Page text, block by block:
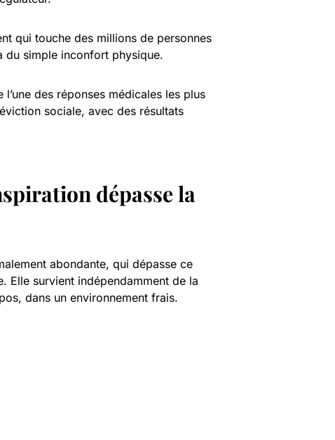
qui touche des millions de personnes
du simple inconfort physique.
l’une des réponses médicales les plus
sociale, avec des résultats
dépasse la
abondante, qui dépasse ce
Elle survient indépendamment de la
dans un environnement frais.